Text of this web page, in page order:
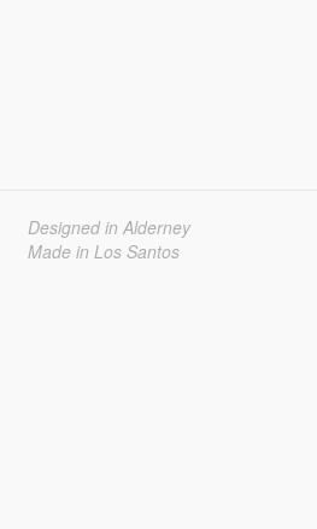
Designed in Alderney
Made in Los Santos